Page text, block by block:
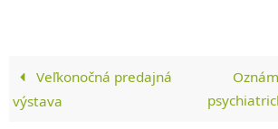
Veľkonočná predajná
výstava